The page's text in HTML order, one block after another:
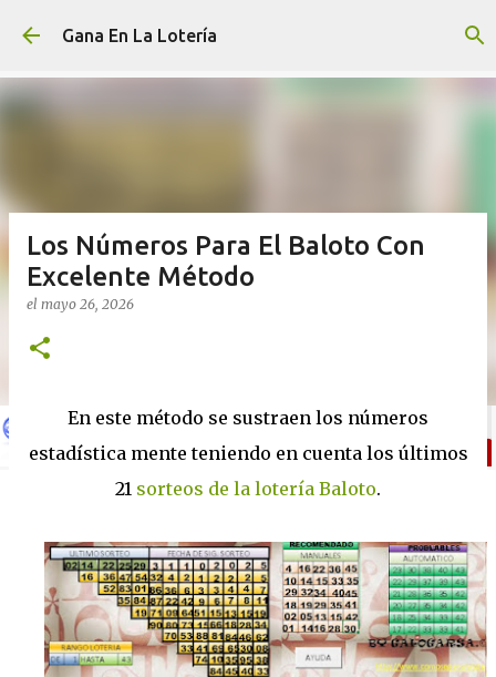
Ir al contenido principal
Gana En La Lotería
Los Números Para El Baloto Con
Excelente Método
el mayo 26, 2026
En este método se sustraen los números
estadística mente teniendo en cuenta los últimos
21 sorteos de la lotería Baloto.